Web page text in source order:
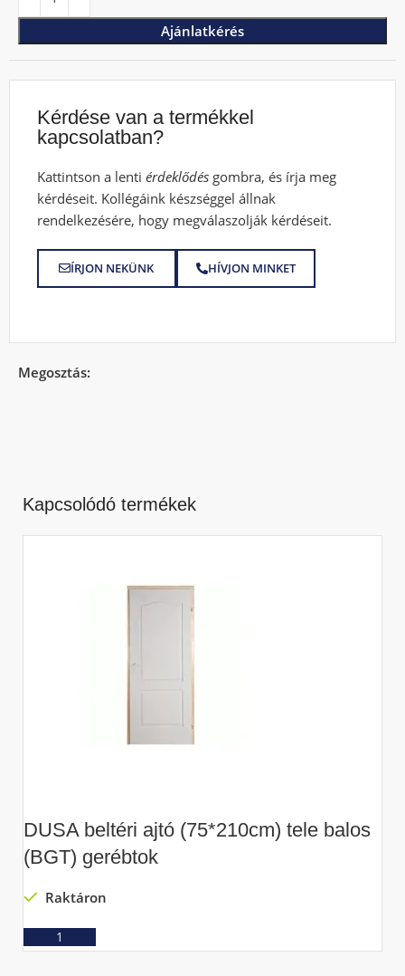
Ajánlatkérés
Kérdése van a termékkel
kapcsolatban?
Kattintson a lentiérdeklődés gombra, és írja meg
kérdéseit. Kollégáink készséggel állnak
rendelkezésére, hogy megválaszolják kérdéseit.
ÍRJON NEKÜNK HÍVJON MINKET
Megosztás:
Kapcsolódó termékek
DUSA beltéri ajtó (75*210cm) tele balos
(BGT) gerébtok
Raktáron